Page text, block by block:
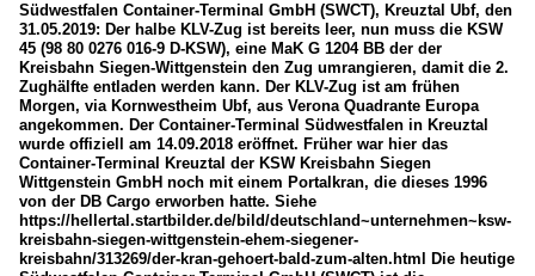
Südwestfalen Container-Terminal GmbH (SWCT), Kreuztal Ubf, den
31.05.2019: Der halbe KLV-Zug ist bereits leer, nun muss die KSW
45 (98 80 0276 016-9 D-KSW), eine MaK G 1204 BB der der
Kreisbahn Siegen-Wittgenstein den Zug umrangieren, damit die 2.
Zughälfte entladen werden kann. Der KLV-Zug ist am frühen
Morgen, via Kornwestheim Ubf, aus Verona Quadrante Europa
angekommen. Der Container-Terminal Südwestfalen in Kreuztal
wurde offiziell am 14.09.2018 eröffnet. Früher war hier das
Container-Terminal Kreuztal der KSW Kreisbahn Siegen
Wittgenstein GmbH noch mit einem Portalkran, die dieses 1996
von der DB Cargo erworben hatte. Siehe
https://hellertal.startbilder.de/bild/deutschland~unternehmen~ksw-
kreisbahn-siegen-wittgenstein-ehem-siegener-
kreisbahn/313269/der-kran-gehoert-bald-zum-alten.html Die heutige